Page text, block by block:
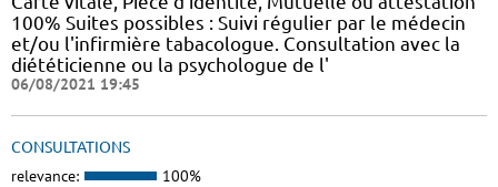
100% Suites possibles : Suivi régulier par le médecin
et/ou l'infirmière tabacologue. Consultation avec la
diététicienne ou la psychologue de l'
06/08/2021 19:45
CONSULTATIONS
relevance: 100%